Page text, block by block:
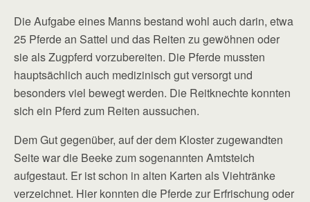
Die Aufgabe eines Manns bestand wohl auch darin, etwa
25 Pferde an Sattel und das Reiten zu gewöhnen oder
sie als Zugpferd vorzubereiten. Die Pferde mussten
hauptsächlich auch medizinisch gut versorgt und
besonders viel bewegt werden. Die Reitknechte konnten
sich ein Pferd zum Reiten aussuchen.
Dem Gut gegenüber, auf der dem Kloster zugewandten
Seite war die Beeke zum sogenannten Amtsteich
aufgestaut. Er ist schon in alten Karten als Viehtränke
verzeichnet. Hier konnten die Pferde zur Erfrischung oder